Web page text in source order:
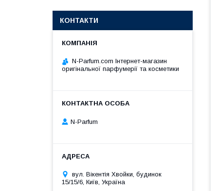
КОНТАКТИ
N-Parfum.com Інтернет-магазин
оригінальної парфумерії та косметики
N-Parfum
вул. Вікентія Хвойки, будинок
15/15/6, Київ, Україна